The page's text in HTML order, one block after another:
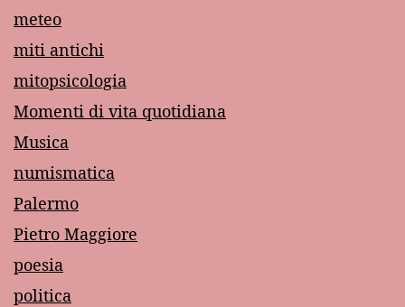
meteo
miti antichi
mitopsicologia
Momenti di vita quotidiana
Musica
numismatica
Palermo
Pietro Maggiore
poesia
politica